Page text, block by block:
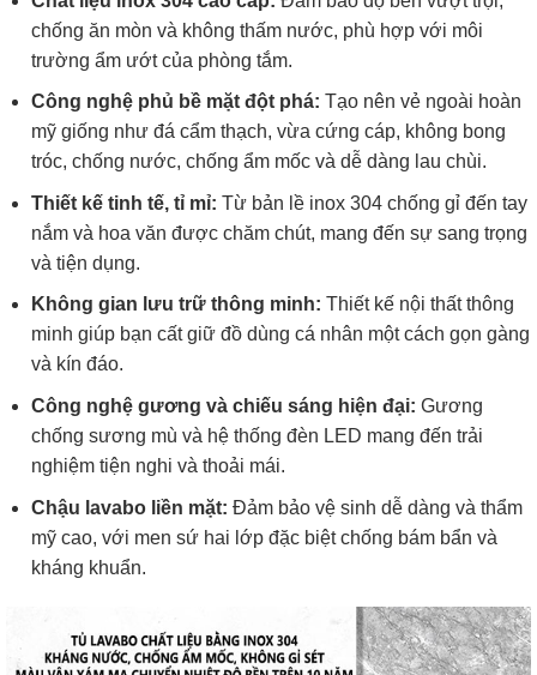
chống ăn mòn và không thấm nước, phù hợp với môi
trường ẩm ướt của phòng tắm.
Công nghệ phủ bề mặt đột phá: Tạo nên vẻ ngoài hoàn
mỹ giống như đá cẩm thạch, vừa cứng cáp, không bong
tróc, chống nước, chống ẩm mốc và dễ dàng lau chùi.
Thiết kế tinh tế, tỉ mỉ: Từ bản lề inox 304 chống gỉ đến tay
nắm và hoa văn được chăm chút, mang đến sự sang trọng
và tiện dụng.
Không gian lưu trữ thông minh: Thiết kế nội thất thông
minh giúp bạn cất giữ đồ dùng cá nhân một cách gọn gàng
và kín đáo.
Công nghệ gương và chiếu sáng hiện đại: Gương
chống sương mù và hệ thống đèn LED mang đến trải
nghiệm tiện nghi và thoải mái.
Chậu lavabo liền mặt: Đảm bảo vệ sinh dễ dàng và thẩm
mỹ cao, với men sứ hai lớp đặc biệt chống bám bẩn và
kháng khuẩn.